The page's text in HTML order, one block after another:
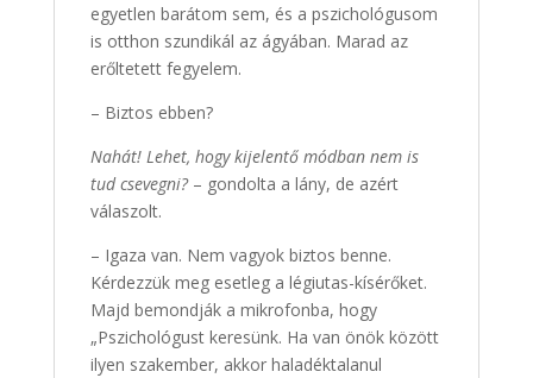
egyetlen barátom sem, és a pszichológusom
is otthon szundikál az ágyában. Marad az
erőltetett fegyelem.
– Biztos ebben?
Nahát! Lehet, hogy kijelentő módban nem is
tud csevegni?– gondolta a lány, de azért
válaszolt.
– Igaza van. Nem vagyok biztos benne.
Kérdezzük meg esetleg a légiutas-kísérőket.
Majd bemondják a mikrofonba, hogy
„Pszichológust keresünk. Ha van önök között
ilyen szakember, akkor haladéktalanul